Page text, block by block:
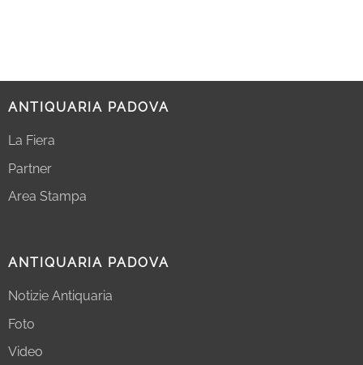
ANTIQUARIA PADOVA
La Fiera
Partner
Area Stampa
ANTIQUARIA PADOVA
Notizie Antiquaria
Foto
Video